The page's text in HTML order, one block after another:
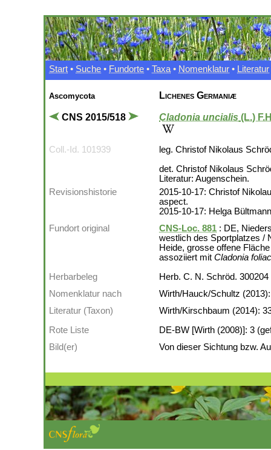
Start • Suche • Fundorte • Taxa • Nomenklatur • Literatur
Ascomycota
CNS 2015/518
Lichenes Germaniæ
Cladonia uncialis (L.)
Coll.-Id. 101939
leg. Christof Nikolaus
det. Christof Nikolaus
Literatur: Augenschein.
Revisionshistorie
2015-10-17: Christof
aspect.
2015-10-17: Helga
Fundort original
CNS-Loc. 881 : DE,
westlich des Sportplatzes /
Heide, grosse offene
assoziiert mit Cladonia
Herbarbeleg
Herb. C. N. Schröd. 300204
Nomenklatur nach
Wirth/Hauck/Schultz
Literatur (Taxon)
Wirth/Kirschbaum (2014):
Rote Liste
DE-BW [Wirth (2008)]: 3
Bild(er)
Von dieser Sichtung bzw.